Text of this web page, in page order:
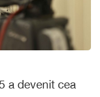
a devenit cea